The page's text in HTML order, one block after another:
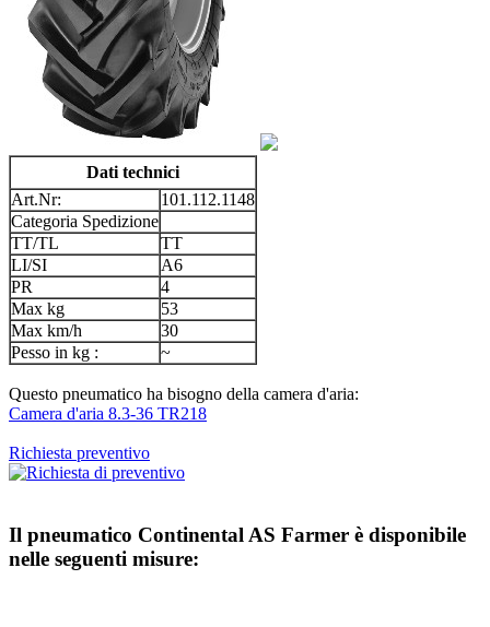
Dati technici
Art.Nr:
101.112.1148
Categoria Spedizione
TT/TL
TT
LI/SI
A6
PR
4
Max kg
53
Max km/h
30
Pesso in kg :
~
Questo pneumatico ha bisogno della camera d'aria:
Camera d'aria 8.3-36 TR218
Richiesta preventivo
Il pneumatico Continental AS Farmer è disponibile
nelle seguenti misure: